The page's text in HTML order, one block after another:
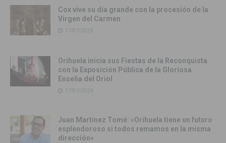
Cox vive su día grande con la procesión de la
Virgen del Carmen
17/07/2026
Orihuela inicia sus Fiestas de la Reconquista
con la Exposición Pública de la Gloriosa
Enseña del Oriol
17/07/2026
Juan Martínez Tomé: «Orihuela tiene un futuro
esplendoroso si todos remamos en la misma
dirección»